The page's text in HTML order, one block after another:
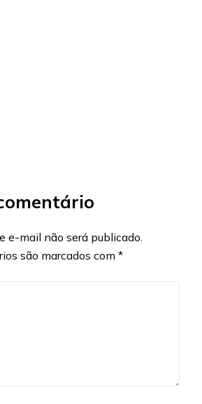
e-mail não será publicado.
são marcados com *